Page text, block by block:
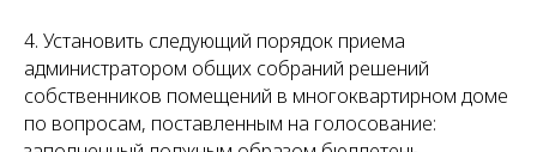
4. Установить следующий порядок приема
администратором общих собраний решений
собственников помещений в многоквартирном доме
по вопросам, поставленным на голосование: